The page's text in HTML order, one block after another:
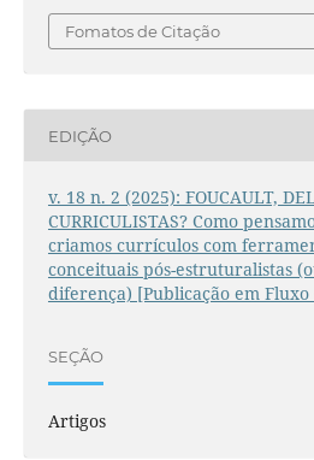
Fomatos de Citação
EDIÇÃO
v. 18 n. 2 (2025): FOUCAULT,
CURRICULISTAS? Como
criamos currículos com
conceituais pós-estruturalistas
diferença) [Publicação em
SEÇÃO
Artigos